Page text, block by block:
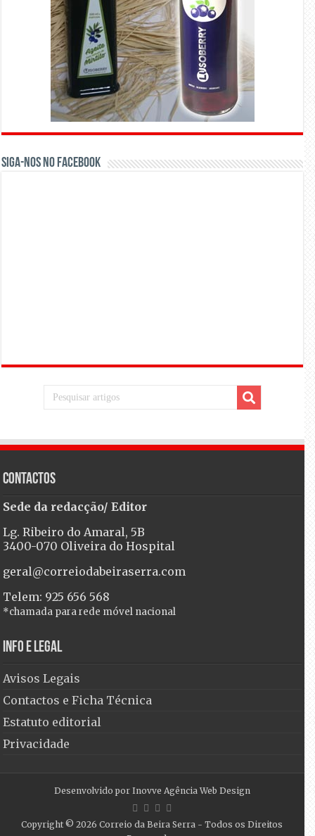
Siga-nos no Facebook
Contactos
Sede da redacção/ Editor
Lg. Ribeiro do Amaral, 5B
3400-070 Oliveira do Hospital
geral@correiodabeiraserra.com
Telem: 925 656 568
*chamada para rede móvel nacional
Info e Legal
Avisos Legais
Contactos e Ficha Técnica
Estatuto editorial
Privacidade
Desenvolvido por Inovve Agência Web Design
Copyright © 2026Correio da Beira Serra - Todos os Direitos